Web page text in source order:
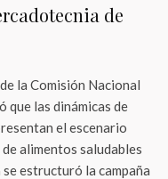
de
la Comisión Nacional
que las dinámicas de
el escenario
alimentos saludables
estructuró la campaña